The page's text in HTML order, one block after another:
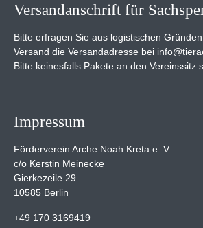
Versandanschrift für
Bitte erfragen Sie aus logistischen
Versand die Versandadresse bei
Bitte keinesfalls Pakete an den Vereinssitz
Impressum
Förderverein Arche Noah Kreta e. V.
c/o Kerstin Meinecke
Gierkezeile 29
10585 Berlin
+49 170 3169419